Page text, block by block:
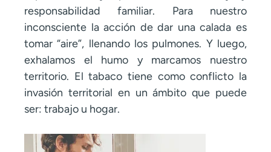
responsabilidad familiar. Para nuestro
inconsciente la acción de dar una calada es
tomar “aire”, llenando los pulmones. Y luego,
exhalamos el humo y marcamos nuestro
territorio. El tabaco tiene como conflicto la
invasión territorial en un ámbito que puede
ser: trabajo u hogar.